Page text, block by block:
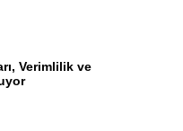
Verimlilik ve